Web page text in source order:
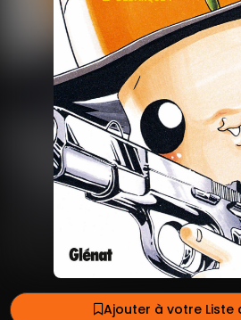
Ajouter à votre Liste